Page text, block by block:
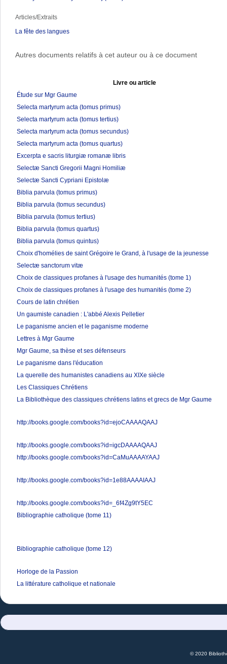
Articles/Extraits
La fête des langues
Autres documents relatifs à cet auteur ou à ce document
Livre ou article
Étude sur Mgr Gaume
Selecta martyrum acta (tomus primus)
Selecta martyrum acta (tomus tertius)
Selecta martyrum acta (tomus secundus)
Selecta martyrum acta (tomus quartus)
Excerpta e sacris liturgiæ romanæ libris
Selectæ Sancti Gregorii Magni Homiliæ
Selectæ Sancti Cypriani Epistolæ
Biblia parvula (tomus primus)
Biblia parvula (tomus secundus)
Biblia parvula (tomus tertius)
Biblia parvula (tomus quartus)
Biblia parvula (tomus quintus)
Choix d'homélies de saint Grégoire le Grand, à l'usage de la jeunesse
Selectæ sanctorum vitæ
Choix de classiques profanes à l'usage des humanités (tome 1)
Choix de classiques profanes à l'usage des humanités (tome 2)
Cours de latin chrétien
Un gaumiste canadien : L'abbé Alexis Pelletier
Le paganisme ancien et le paganisme moderne
Lettres à Mgr Gaume
Mgr Gaume, sa thèse et ses défenseurs
Le paganisme dans l'éducation
La querelle des humanistes canadiens au XIXe siècle
Les Classiques Chrétiens
La Bibliothèque des classiques chrétiens latins et grecs de Mgr Gaume
http://books.google.com/books?id=ejoCAAAAQAAJ
http://books.google.com/books?id=igcDAAAAQAAJ
http://books.google.com/books?id=CaMuAAAAYAAJ
http://books.google.com/books?id=1e88AAAAIAAJ
http://books.google.com/books?id=_6f4Zg9tY5EC
Bibliographie catholique (tome 11)
Bibliographie catholique (tome 12)
Horloge de la Passion
La littérature catholique et nationale
© 2020